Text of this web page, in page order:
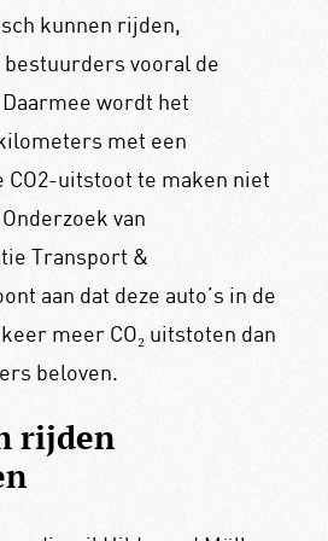
kunnen rijden,
vooral de
wordt het
met een
CO2-uitstoot te maken niet
van
Transport &
aan dat deze auto’s in de
meer CO₂ uitstoten dan
beloven.
rijden